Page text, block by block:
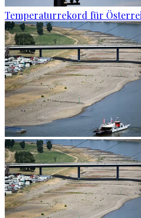
Temperaturrekord für